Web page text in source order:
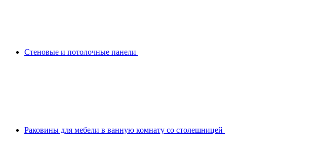
Стеновые и потолочные панели
Раковины для мебели в ванную комнату со столешницей